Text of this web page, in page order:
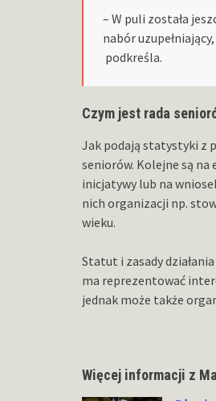
– W puli została
nabór
podkreśla.
Czym jest rada
Jak podają statystyki z
seniorów. Kolejne są
inicjatywy lub na
nich organizacji np.
wieku.
Statut i zasady
ma reprezentować
jednak może także
Więcej informacji z